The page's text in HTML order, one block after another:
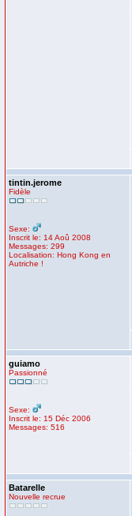
tintin.jerome
Fidèle
Sexe:
Inscrit le: 14 Aoû 2008
Messages: 299
Localisation: Hong Kong en
Autriche !
guiamo
Passionné
Sexe:
Inscrit le: 15 Déc 2006
Messages: 516
Batarelle
Nouvelle recrue